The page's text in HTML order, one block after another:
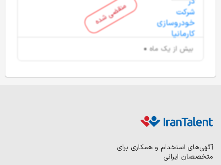
منقضی شده
بیش از یک ماه
آگهی‌های استخدام و همکاری برای
متخصصان ایرانی